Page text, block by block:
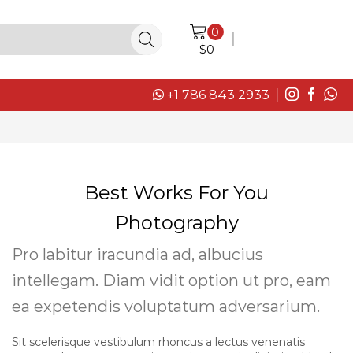
0
$0
+1 786 843 2933
Best Works For You
Photography
Pro labitur iracundia ad, albucius
intellegam. Diam vidit option ut pro, eam
ea expetendis voluptatum adversarium.
Sit scelerisque vestibulum rhoncus a lectus venenatis